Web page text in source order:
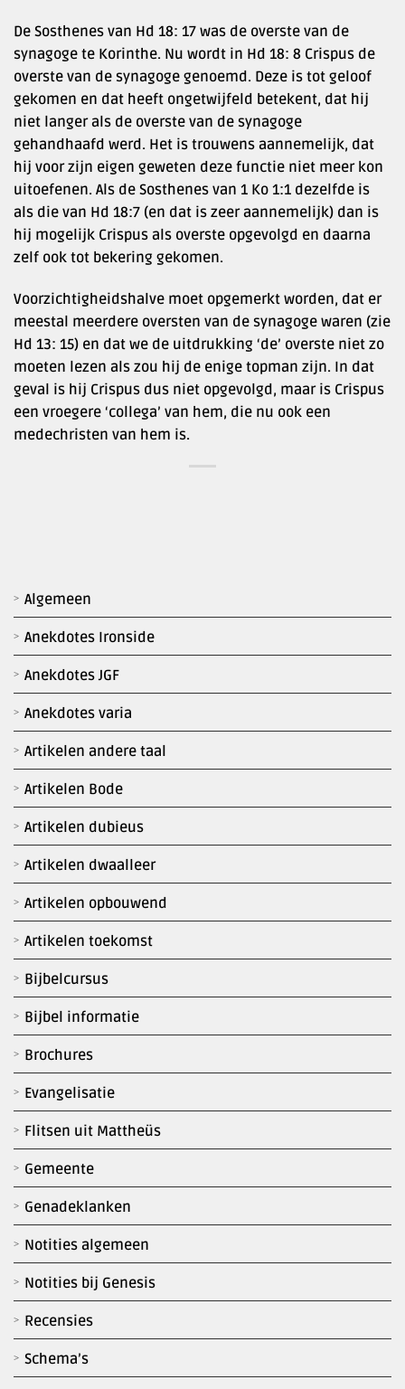
Algemeen
Anekdotes Ironside
Anekdotes JGF
Anekdotes varia
Artikelen andere taal
Artikelen Bode
Artikelen dubieus
Artikelen dwaalleer
Artikelen opbouwend
Artikelen toekomst
Bijbelcursus
Bijbel informatie
Brochures
Evangelisatie
Flitsen uit Mattheüs
Gemeente
Genadeklanken
Notities algemeen
Notities bij Genesis
Recensies
Schema’s
De Sosthenes van Hd 18: 17 was de overste van de
synagoge te Korinthe. Nu wordt in Hd 18: 8 Crispus de
overste van de synagoge genoemd. Deze is tot geloof
gekomen en dat heeft ongetwijfeld betekent, dat hij
niet langer als de overste van de synagoge
gehandhaafd werd. Het is trouwens aannemelijk, dat
hij voor zijn eigen geweten deze functie niet meer kon
uitoefenen. Als de Sosthenes van 1 Ko 1:1 dezelfde is
als die van Hd 18:7 (en dat is zeer aannemelijk) dan is
hij mogelijk Crispus als overste opgevolgd en daarna
zelf ook tot bekering gekomen.
Voorzichtigheidshalve moet opgemerkt worden, dat er
meestal meerdere oversten van de synagoge waren (zie
Hd 13: 15) en dat we de uitdrukking ‘de’ overste niet zo
moeten lezen als zou hij de enige topman zijn. In dat
geval is hij Crispus dus niet opgevolgd, maar is Crispus
een vroegere ‘collega’ van hem, die nu ook een
medechristen van hem is.